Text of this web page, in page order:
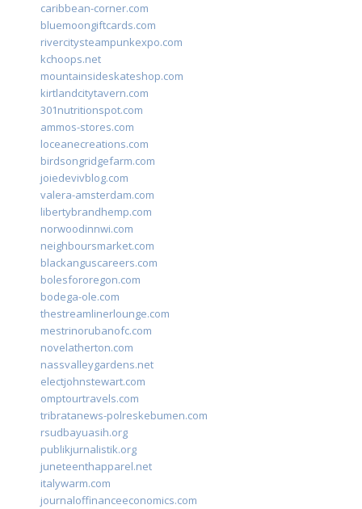
caribbean-corner.com
bluemoongiftcards.com
rivercitysteampunkexpo.com
kchoops.net
mountainsideskateshop.com
kirtlandcitytavern.com
301nutritionspot.com
ammos-stores.com
loceanecreations.com
birdsongridgefarm.com
joiedevivblog.com
valera-amsterdam.com
libertybrandhemp.com
norwoodinnwi.com
neighboursmarket.com
blackanguscareers.com
bolesfororegon.com
bodega-ole.com
thestreamlinerlounge.com
mestrinorubanofc.com
novelatherton.com
nassvalleygardens.net
electjohnstewart.com
omptourtravels.com
tribratanews-polreskebumen.com
rsudbayuasih.org
publikjurnalistik.org
juneteenthapparel.net
italywarm.com
journaloffinanceeconomics.com